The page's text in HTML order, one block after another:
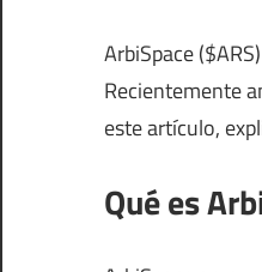
ArbiSpace
Recientemente
este artículo,
Qué es